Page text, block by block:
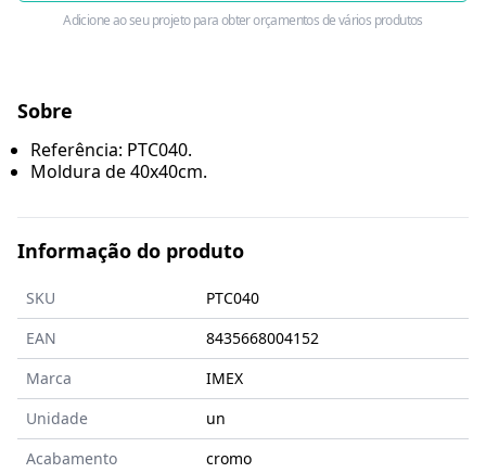
Adicione ao seu projeto para obter orçamentos de vários produtos
Sobre
Referência: PTC040.
Moldura de 40x40cm.
Informação do produto
SKU
PTC040
EAN
8435668004152
Marca
IMEX
Unidade
un
Acabamento
cromo